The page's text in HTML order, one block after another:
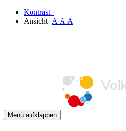
Kontrast
Ansicht A A A
Menü aufklappen